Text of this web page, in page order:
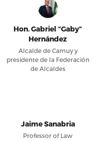
Hon. Gabriel “Gaby”
Hernández
Alcalde de Camuy y
presidente de la Federación
de Alcaldes
Jaime Sanabria
Professor of Law